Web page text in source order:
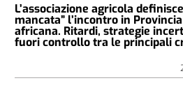
L’associazione agricola
mancata” l’incontro in
africana. Ritardi, strategie
fuori controllo tra le principali